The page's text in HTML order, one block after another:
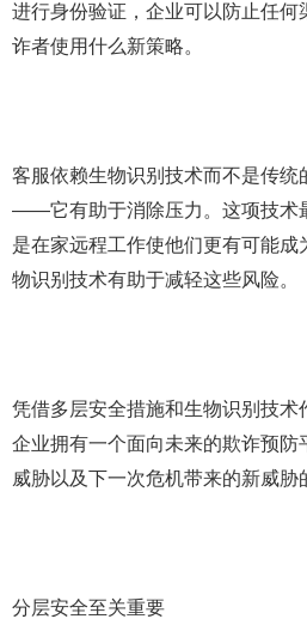
进行身份验证，企业可以防止任何
诈者使用什么新策略。
客服依赖生物识别技术而不是传统
——它有助于消除压力。这项技术
是在家远程工作使他们更有可能成
物识别技术有助于减轻这些风险。
凭借多层安全措施和生物识别技术
企业拥有一个面向未来的欺诈预防
威胁以及下一次危机带来的新威胁
分层安全至关重要